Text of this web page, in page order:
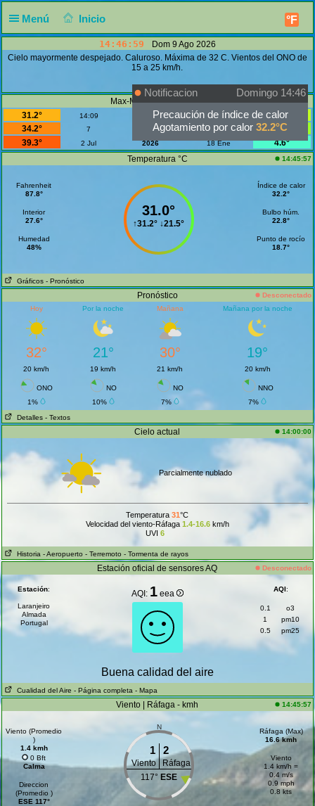
Menú Inicio °F
14:46:59
Dom 9 Ago 2026
Cielo mayormente despejado. Caluroso. Máxima de 32 C. Vientos del ONO de
15 a 25 km/h.
Max-MinTemperatura °C
31.2°
14:09 Hoy 06:34
21.5°
34.2°
7 Agosto 1
19.8°
39.3°
2 Jul 2026 18 Ene
4.6°
Temperatura °C
14:45:57
Fahrenheit
87.8°
Interior
27.6°
Humedad
48%
31.0°
↑31.2° ↓21.5°
Índice de calor
32.2°
Bulbo húm.
22.8°
Punto de rocío
18.7°
Gráficos - Pronóstico
Pronóstico
Desconectado
Hoy
Por la noche Mañana Mañana por la noche
32° 21° 30° 19°
20 km/h 19 km/h 21 km/h 20 km/h
ONO NO NO
NNO
1%
10% 7%
7%
Detalles - Textos
Cielo actual 14:00:00
Parcialmente nublado
Temperatura31°C
Velocidad del viento-Ráfaga 1.4-16.6km/h
UVI6
Historia - Aeropuerto - Terremoto - Tormenta de rayos
Estación oficial de sensores AQ Desconectado
Estación:
Laranjeiro
Almada
Portugal
AQI: 1 eea AQI:
0.1
o3
1
pm10
0.5
pm25
Buena calidad del aire
Cualidad del Aire - Página completa - Mapa
Viento | Ráfaga - kmh 14:45:57
Viento (Promedio
)
1.4 kmh
0 Bft
Calma
Direccion
(Promedio )
ESE 117°
N
1 2
Viento
Ráfaga
117° ESE
Ráfaga (Max)
16.6 kmh
Viento
1.4 km/h =
0.4 m/s
0.9 mph
0.8 kts
Notificacion
Domingo 14:46
Precaución de índice de calor
Agotamiento por calor 32.2°C